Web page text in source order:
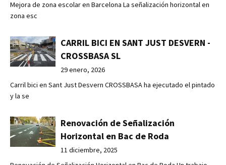
Mejora de zona escolar en Barcelona La señalización horizontal en
zona esc
CARRIL BICI EN SANT JUST DESVERN -
CROSSBASA SL
29 enero, 2026
Carril bici en Sant Just Desvern CROSSBASA ha ejecutado el pintado
y la se
Renovación de Señalización
Horizontal en Bac de Roda
11 diciembre, 2025